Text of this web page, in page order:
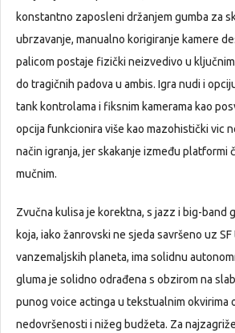
konstantno zaposleni držanjem gumba za
ubrzavanje, manualno korigiranje kamere
palicom postaje fizički neizvedivo u
do tragičnih padova u ambis. Igra nudi i
tank kontrolama i fiksnim kamerama kao
opcija funkcionira više kao mazohistički vic
način igranja, jer skakanje između platformi
mučnim.
Zvučna kulisa je korektna, s jazz i big-band
koja, iako žanrovski ne sjeda savršeno uz
vanzemaljskih planeta, ima solidnu
gluma je solidno odrađena s obzirom na
punog voice actinga u tekstualnim okvirima
nedovršenosti i nižeg budžeta. Za